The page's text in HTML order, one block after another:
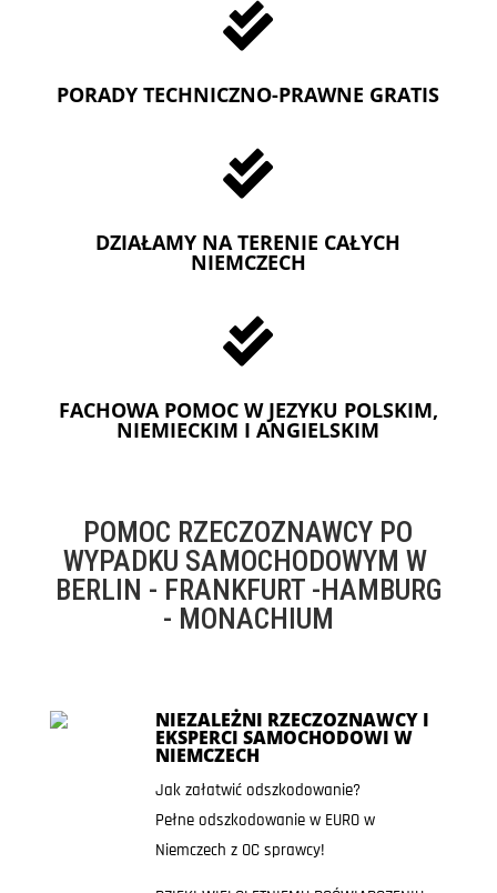

PORADY TECHNICZNO-PRAWNE GRATIS

DZIAŁAMY NA TERENIE CAŁYCH
NIEMCZECH

FACHOWA POMOC W JEZYKU POLSKIM,
NIEMIECKIM I ANGIELSKIM
POMOC RZECZOZNAWCY PO
WYPADKU SAMOCHODOWYM W
BERLIN - FRANKFURT -HAMBURG
- MONACHIUM
NIEZALEŻNI RZECZOZNAWCY I
EKSPERCI SAMOCHODOWI W
NIEMCZECH
Jak załatwić odszkodowanie?
Pełne odszkodowanie w EURO w
Niemczech z OC sprawcy!